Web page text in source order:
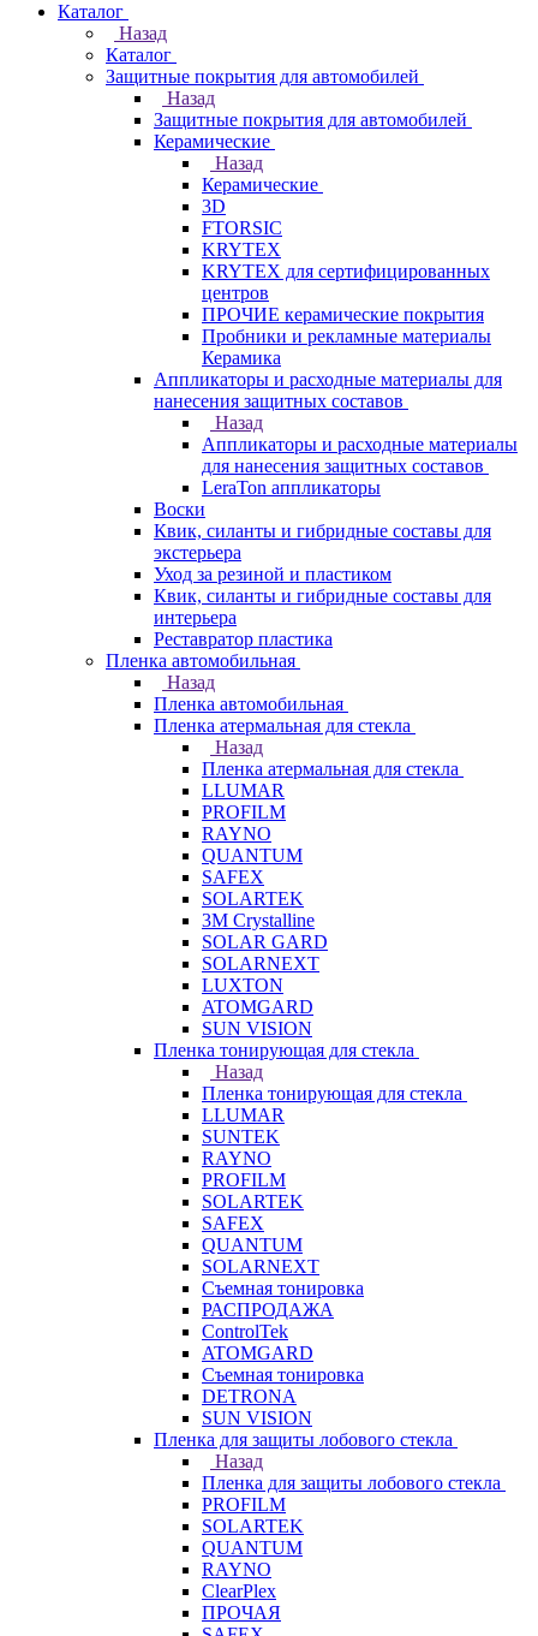
Каталог
Назад
Каталог
Защитные покрытия для автомобилей
Назад
Защитные покрытия для автомобилей
Керамические
Назад
Керамические
3D
FTORSIC
KRYTEX
KRYTEX для сертифицированных
центров
ПРОЧИЕ керамические покрытия
Пробники и рекламные материалы
Керамика
Аппликаторы и расходные материалы для
нанесения защитных составов
Назад
Аппликаторы и расходные материалы
для нанесения защитных составов
LeraTon аппликаторы
Воски
Квик, силанты и гибридные составы для
экстерьера
Уход за резиной и пластиком
Квик, силанты и гибридные составы для
интерьера
Реставратор пластика
Пленка автомобильная
Назад
Пленка автомобильная
Пленка атермальная для стекла
Назад
Пленка атермальная для стекла
LLUMAR
PROFILM
RAYNO
QUANTUM
SAFEX
SOLARTEK
3M Crystalline
SOLAR GARD
SOLARNEXT
LUXTON
ATOMGARD
SUN VISION
Пленка тонирующая для стекла
Назад
Пленка тонирующая для стекла
LLUMAR
SUNTEK
RAYNO
PROFILM
SOLARTEK
SAFEX
QUANTUM
SOLARNEXT
Съемная тонировка
РАСПРОДАЖА
ControlTek
ATOMGARD
Съемная тонировка
DETRONA
SUN VISION
Пленка для защиты лобового стекла
Назад
Пленка для защиты лобового стекла
PROFILM
SOLARTEK
QUANTUM
RAYNO
ClearPlex
ПРОЧАЯ